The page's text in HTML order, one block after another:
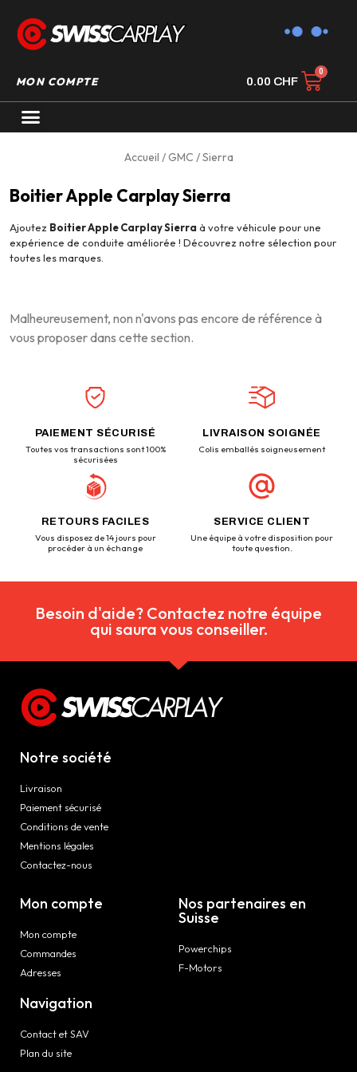
MON COMPTE 0.00 CHF
Accueil /GMC / Sierra
Boitier Apple Carplay Sierra
Ajoutez Boitier Apple Carplay Sierra à votre véhicule pour une
expérience de conduite améliorée ! Découvrez notre sélection pour
toutes les marques.
Malheureusement, non n'avons pas encore de référence à
vous proposer dans cette section.
PAIEMENT SÉCURISÉ
Toutes vos transactions sont 100%
sécurisées
LIVRAISON SOIGNÉE
Colis emballés soigneusement
RETOURS FACILES
Vous disposez de 14 jours pour
procéder à un échange
SERVICE CLIENT
Une équipe à votre disposition pour
toute question.
Besoin d'aide? Contactez notre équipe
qui saura vous conseiller.
Notre société
Livraison
Paiement sécurisé
Conditions de vente
Mentions légales
Contactez-nous
Mon compte
Mon compte
Commandes
Adresses
Navigation
Contact et SAV
Plan du site
Nos partenaires en
Suisse
Powerchips
F-Motors